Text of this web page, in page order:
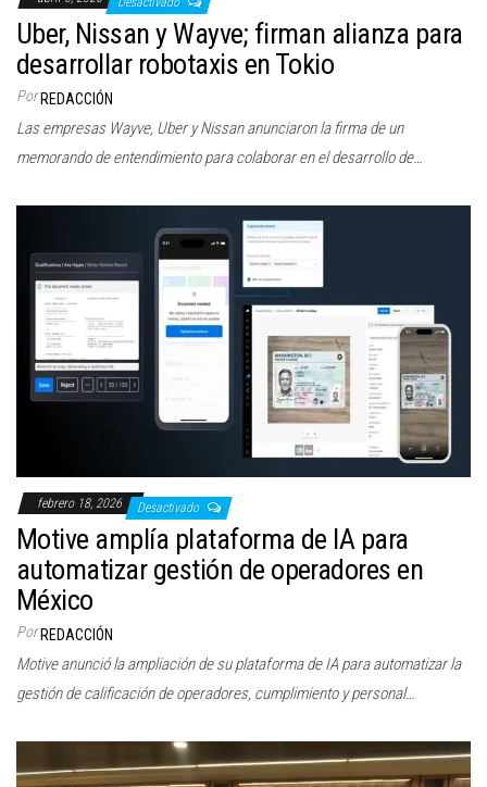
Uber, Nissan y Wayve; firman alianza para
desarrollar robotaxis en Tokio
Por REDACCIÓN
Las empresas Wayve, Uber y Nissan anunciaron la firma de un
memorando de entendimiento para colaborar en el desarrollo de…
febrero 18, 2026 Desactivado
Motive amplía plataforma de IA para
automatizar gestión de operadores en
México
Por REDACCIÓN
Motive anunció la ampliación de su plataforma de IA para automatizar la
gestión de calificación de operadores, cumplimiento y personal…